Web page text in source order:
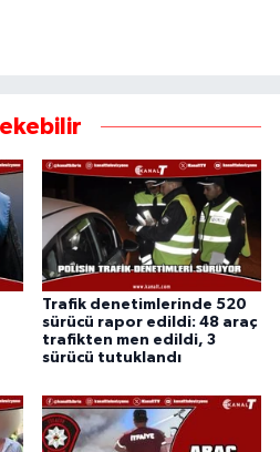
Trafik denetimlerinde 520
sürücü rapor edildi: 48 araç
trafikten men edildi, 3
sürücü tutuklandı